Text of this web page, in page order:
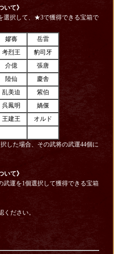
いて》
選択して、★3で獲得できる宝箱で
嫪毐
岳雷
考烈王
豹司牙
介億
張唐
陸仙
慶舎
乱美迫
紫伯
呉鳳明
媧偃
王建王
オルド
した場合、その武将の武運44個に
いて》
運を1個選択して獲得できる宝箱
ください。